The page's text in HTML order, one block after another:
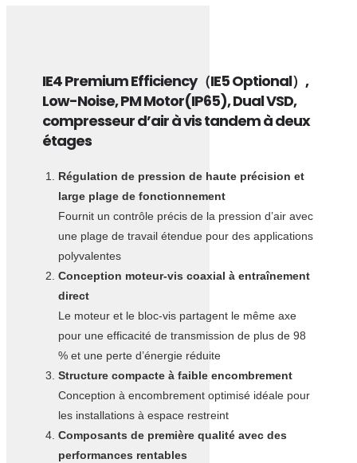
IE4 Premium Efficiency（IE5 Optional）,
Low-Noise, PM Motor(IP65), Dual VSD,
compresseur d’air à vis tandem à deux
étages
Régulation de pression de haute précision et
large plage de fonctionnement
Fournit un contrôle précis de la pression d’air avec
une plage de travail étendue pour des applications
polyvalentes
Conception moteur-vis coaxial à entraînement
direct
Le moteur et le bloc-vis partagent le même axe
pour une efficacité de transmission de plus de 98
% et une perte d’énergie réduite
Structure compacte à faible encombrement
Conception à encombrement optimisé idéale pour
les installations à espace restreint
Composants de première qualité avec des
performances rentables